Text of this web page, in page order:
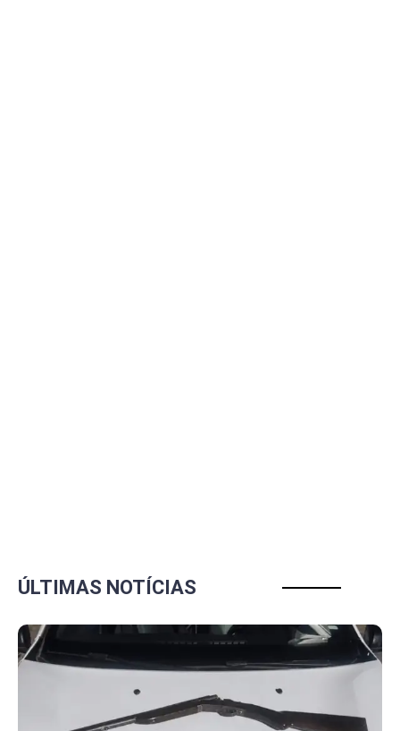
ÚLTIMAS NOTÍCIAS